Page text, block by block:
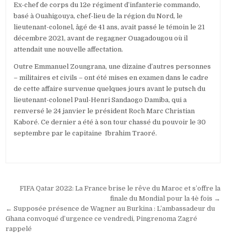
Ex-chef de corps du 12e régiment d’infanterie commando,
basé à Ouahigouya, chef-lieu de la région du Nord, le
lieutenant-colonel, âgé de 41 ans, avait passé le témoin le 21
décembre 2021, avant de regagner Ouagadougou où il
attendait une nouvelle affectation.
Outre Emmanuel Zoungrana, une dizaine d’autres personnes
– militaires et civils – ont été mises en examen dans le cadre
de cette affaire survenue quelques jours avant le putsch du
lieutenant-colonel Paul-Henri Sandaogo Damiba, qui a
renversé le 24 janvier le président Roch Marc Christian
Kaboré. Ce dernier a été à son tour chassé du pouvoir le 30
septembre par le capitaine Ibrahim Traoré.
Navigation
de
l’article
FIFA Qatar 2022: La France brise le rêve du Maroc et s’offre la
finale du Mondial pour la 4è fois →
← Supposée présence de Wagner au Burkina : L’ambassadeur du
Ghana convoqué d’urgence ce vendredi, Pingrenoma Zagré
rappelé